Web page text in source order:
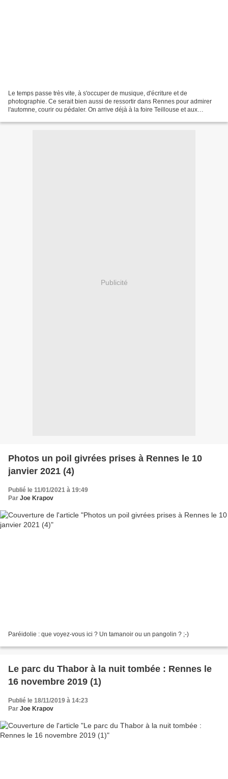
Le temps passe très vite, à s'occuper de musique, d'écriture et de
photographie. Ce serait bien aussi de ressortir dans Rennes pour admirer
l'automne, courir ou pédaler. On arrive déjà à la foire Teillouse et aux
Publicité
Photos un poil givrées prises à Rennes le 10
janvier 2021 (4)
Publié le 11/01/2021 à 19:49
Par Joe Krapov
Paréidolie : que voyez-vous ici ? Un tamanoir ou un pangolin ? ;-)
Le parc du Thabor à la nuit tombée : Rennes le
16 novembre 2019 (1)
Publié le 18/11/2019 à 14:23
Par Joe Krapov